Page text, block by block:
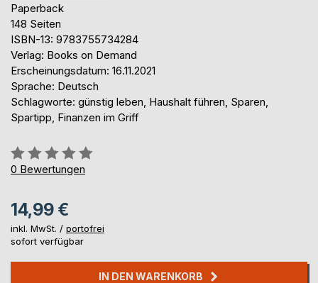
Paperback
148 Seiten
ISBN-13: 9783755734284
Verlag: Books on Demand
Erscheinungsdatum: 16.11.2021
Sprache: Deutsch
Schlagworte: günstig leben, Haushalt führen, Sparen,
Spartipp, Finanzen im Griff
Bewertung::
0%
0 Bewertungen
14,99 €
inkl. MwSt. / portofrei
sofort verfügbar
IN DEN WARENKORB